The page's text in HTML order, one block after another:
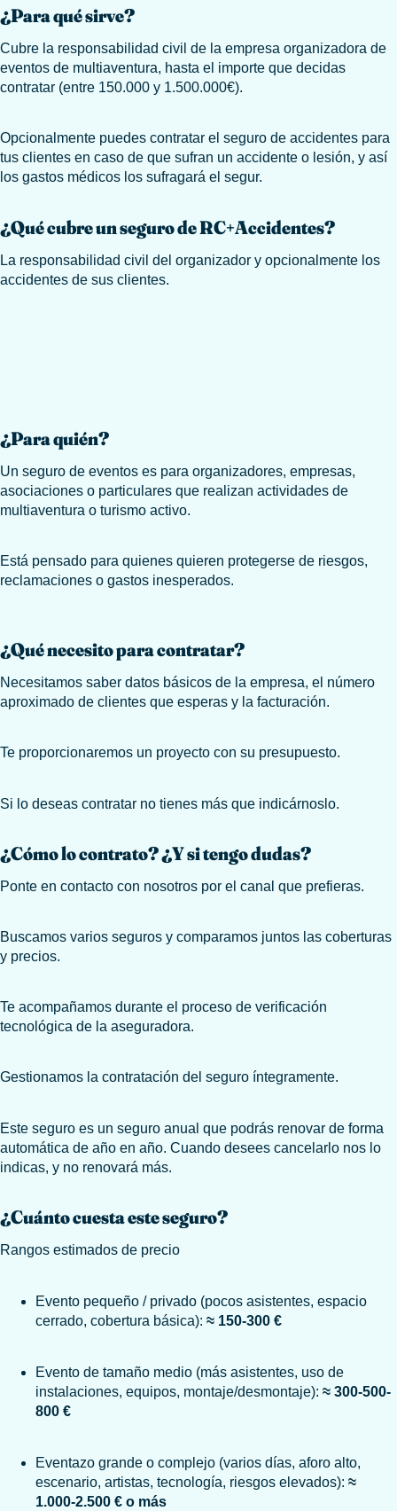
¿Para qué sirve?
Cubre la responsabilidad civil de la empresa organizadora de
eventos de multiaventura, hasta el importe que decidas
contratar (entre 150.000 y 1.500.000€).
Opcionalmente puedes contratar el seguro de accidentes para
tus clientes en caso de que sufran un accidente o lesión, y así
los gastos médicos los sufragará el segur.
¿Qué cubre un seguro de RC+Accidentes?
La responsabilidad civil del organizador y opcionalmente los
accidentes de sus clientes.
¿Para quién?
Un seguro de eventos es para organizadores, empresas,
asociaciones o particulares que realizan actividades de
multiaventura o turismo activo.
Está pensado para quienes quieren protegerse de riesgos,
reclamaciones o gastos inesperados.
¿Qué necesito para contratar?
Necesitamos saber datos básicos de la empresa, el número
aproximado de clientes que esperas y la facturación.
Te proporcionaremos un proyecto con su presupuesto.
Si lo deseas contratar no tienes más que indicárnoslo.
¿Cómo lo contrato? ¿Y si tengo dudas?
Ponte en contacto con nosotros por el canal que prefieras.
Buscamos varios seguros y comparamos juntos las coberturas
y precios.
Te acompañamos durante el proceso de verificación
tecnológica de la aseguradora.
Gestionamos la contratación del seguro íntegramente.
Este seguro es un seguro anual que podrás renovar de forma
automática de año en año. Cuando desees cancelarlo nos lo
indicas, y no renovará más.
¿Cuánto cuesta este seguro?
Rangos estimados de precio
Evento pequeño / privado (pocos asistentes, espacio
cerrado, cobertura básica): ≈ 150-300 €
Evento de tamaño medio (más asistentes, uso de
instalaciones, equipos, montaje/desmontaje): ≈ 300-500-
800 €
Eventazo grande o complejo (varios días, aforo alto,
escenario, artistas, tecnología, riesgos elevados): ≈
1.000-2.500 € o más